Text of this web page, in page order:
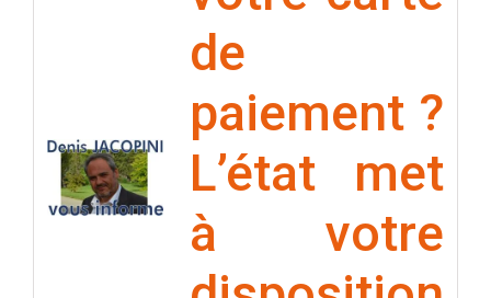
de
paiement ?
L’état met
à votre